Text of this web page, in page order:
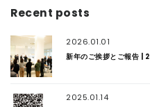
Recent posts
2026.01.01
新年のご挨拶とご報告 |
2025.01.14